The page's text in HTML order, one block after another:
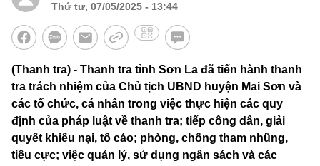
Thứ tư, 07/05/2025 - 13:44
(Thanh tra) - Thanh tra tỉnh Sơn La đã tiến hành thanh
tra trách nhiệm của Chủ tịch UBND huyện Mai Sơn và
các tổ chức, cá nhân trong việc thực hiện các quy
định của pháp luật về thanh tra; tiếp công dân, giải
quyết khiếu nại, tố cáo; phòng, chống tham nhũng,
tiêu cực; việc quản lý, sử dụng ngân sách và các